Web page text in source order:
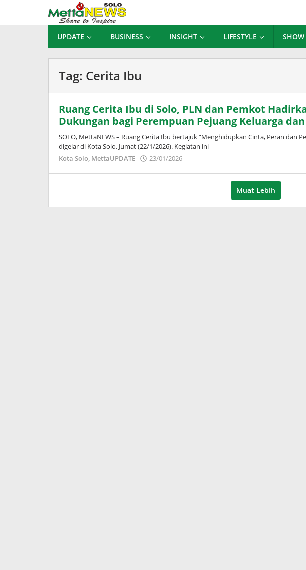
konten
UPDATE BUSINESS INSIGHT LIFESTYLE SHOW
Tag: Cerita Ibu
Ruang Cerita Ibu di Solo, PLN dan Pemkot
Dukungan bagi Perempuan Pejuang Keluarga dan
SOLO, MettaNEWS – Ruang Cerita Ibu bertajuk “Menghidupkan Cinta, Peran dan
digelar di Kota Solo, Jumat (22/1/2026). Kegiatan ini
Kota Solo, MettaUPDATE 23/01/2026
Muat Lebih